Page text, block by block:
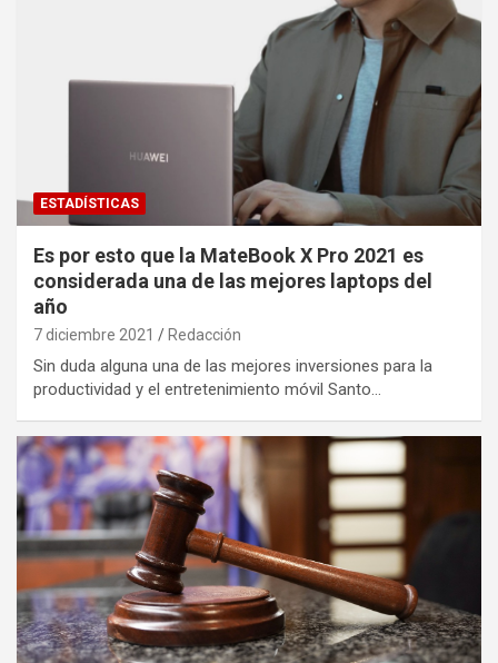
ESTADÍSTICAS
Es por esto que la MateBook X Pro 2021 es
considerada una de las mejores laptops del
año
7 diciembre 2021 Redacción
Sin duda alguna una de las mejores inversiones para la
productividad y el entretenimiento móvil Santo…